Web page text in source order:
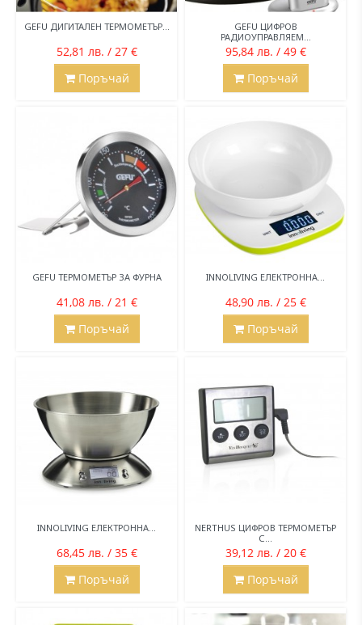
GEFU ДИГИТАЛЕН ТЕРМОМЕТЪР...
52,81 лв. / 27 €
Поръчай
GEFU ЦИФРОВ
РАДИОУПРАВЛЯЕМ...
95,84 лв. / 49 €
Поръчай
GEFU ТЕРМОМЕТЪР ЗА ФУРНА
41,08 лв. / 21 €
Поръчай
INNOLIVING ЕЛЕКТРОННА...
48,90 лв. / 25 €
Поръчай
INNOLIVING ЕЛЕКТРОННА...
68,45 лв. / 35 €
Поръчай
NERTHUS ЦИФРОВ ТЕРМОМЕТЪР
С...
39,12 лв. / 20 €
Поръчай